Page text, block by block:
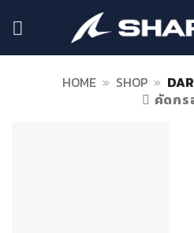
HOME » SHOP »
คัดกร